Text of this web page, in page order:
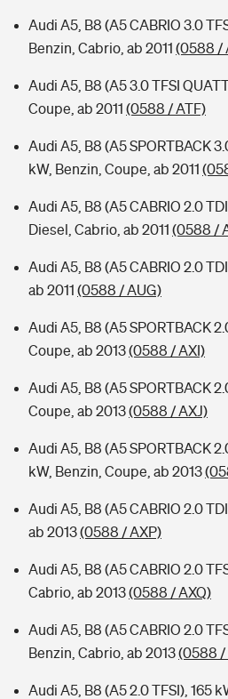
Audi A5, B8 (A5 CABRIO 3.0
Benzin, Cabrio, ab 2011 (0588 /
Audi A5, B8 (A5 3.0 TFSI
Coupe, ab 2011 (0588 / ATF)
Audi A5, B8 (A5 SPORTBACK
kW, Benzin, Coupe, ab 2011
Audi A5, B8 (A5 CABRIO 2.0
Diesel, Cabrio, ab 2011 (0588 /
Audi A5, B8 (A5 CABRIO 2.0
ab 2011 (0588 / AUG)
Audi A5, B8 (A5 SPORTBACK
Coupe, ab 2013(0588 / AXI)
Audi A5, B8 (A5 SPORTBACK
Coupe, ab 2013(0588 / AXJ)
Audi A5, B8 (A5 SPORTBACK
kW, Benzin, Coupe, ab 2013
Audi A5, B8 (A5 CABRIO 2.0
ab 2013(0588 / AXP)
Audi A5, B8 (A5 CABRIO 2.0
Cabrio, ab 2013(0588 / AXQ)
Audi A5, B8 (A5 CABRIO 2.0
Benzin, Cabrio, ab 2013(0588 /
Audi A5, B8 (A5 2.0 TFSI), 165